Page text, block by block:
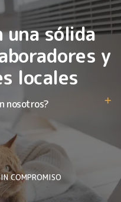
una sólida
y
locales
nosotros?
COMPROMISO